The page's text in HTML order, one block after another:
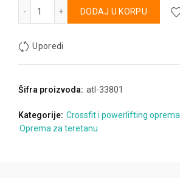
DODAJ U KORPU
Alternative:
Uporedi
Šifra proizvoda: atl-33801
Kategorije: Crossfit i powerlifting oprema
Oprema za teretanu